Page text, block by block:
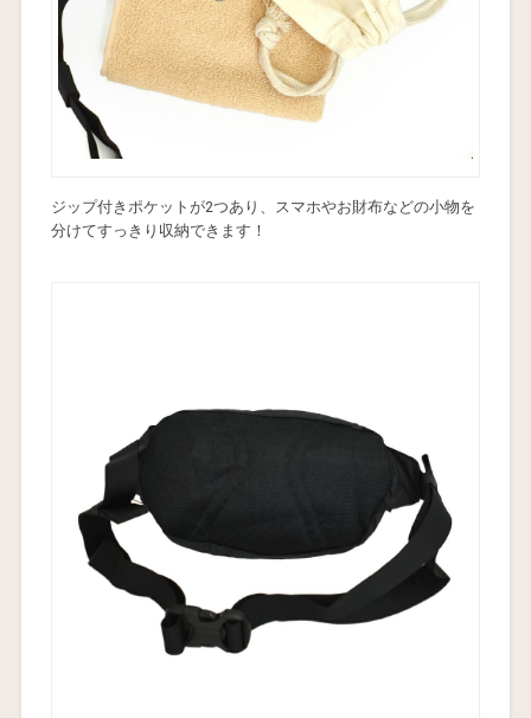
ジップ付きポケットが2つあり、スマホやお財布などの小物を
分けてすっきり収納できます！